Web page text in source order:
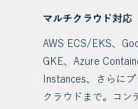
マルチクラウド対応
AWS ECS/EKS、
GKE、Azure
Instances、さらにプ
クラウドまで。コン